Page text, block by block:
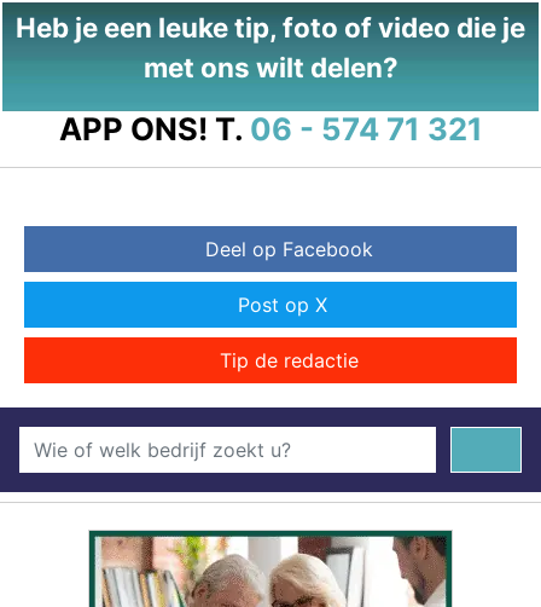
Heb je een leuke tip, foto of video die je
met ons wilt delen?
APP ONS! T. 06 - 574 71 321
Deel op Facebook
Post op X
Tip de redactie